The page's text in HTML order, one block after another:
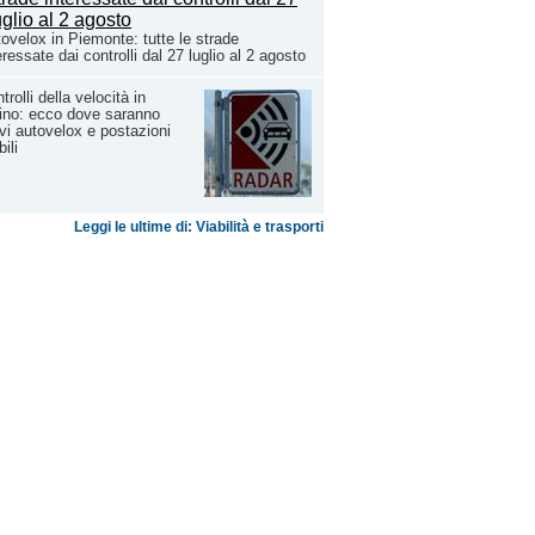
in Piemonte: tutte le strade
dai controlli dal 27 luglio al 2 agosto
della velocità in
ecco dove saranno
autovelox e postazioni
Leggi le ultime di: Viabilità e trasporti